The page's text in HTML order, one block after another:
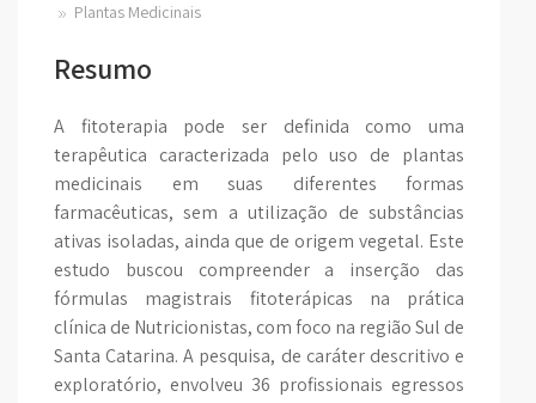
Plantas Medicinais
Resumo
A fitoterapia pode ser definida como uma
terapêutica caracterizada pelo uso de plantas
medicinais em suas diferentes formas
farmacêuticas, sem a utilização de substâncias
ativas isoladas, ainda que de origem vegetal. Este
estudo buscou compreender a inserção das
fórmulas magistrais fitoterápicas na prática
clínica de Nutricionistas, com foco na região Sul de
Santa Catarina. A pesquisa, de caráter descritivo e
exploratório, envolveu 36 profissionais egressos